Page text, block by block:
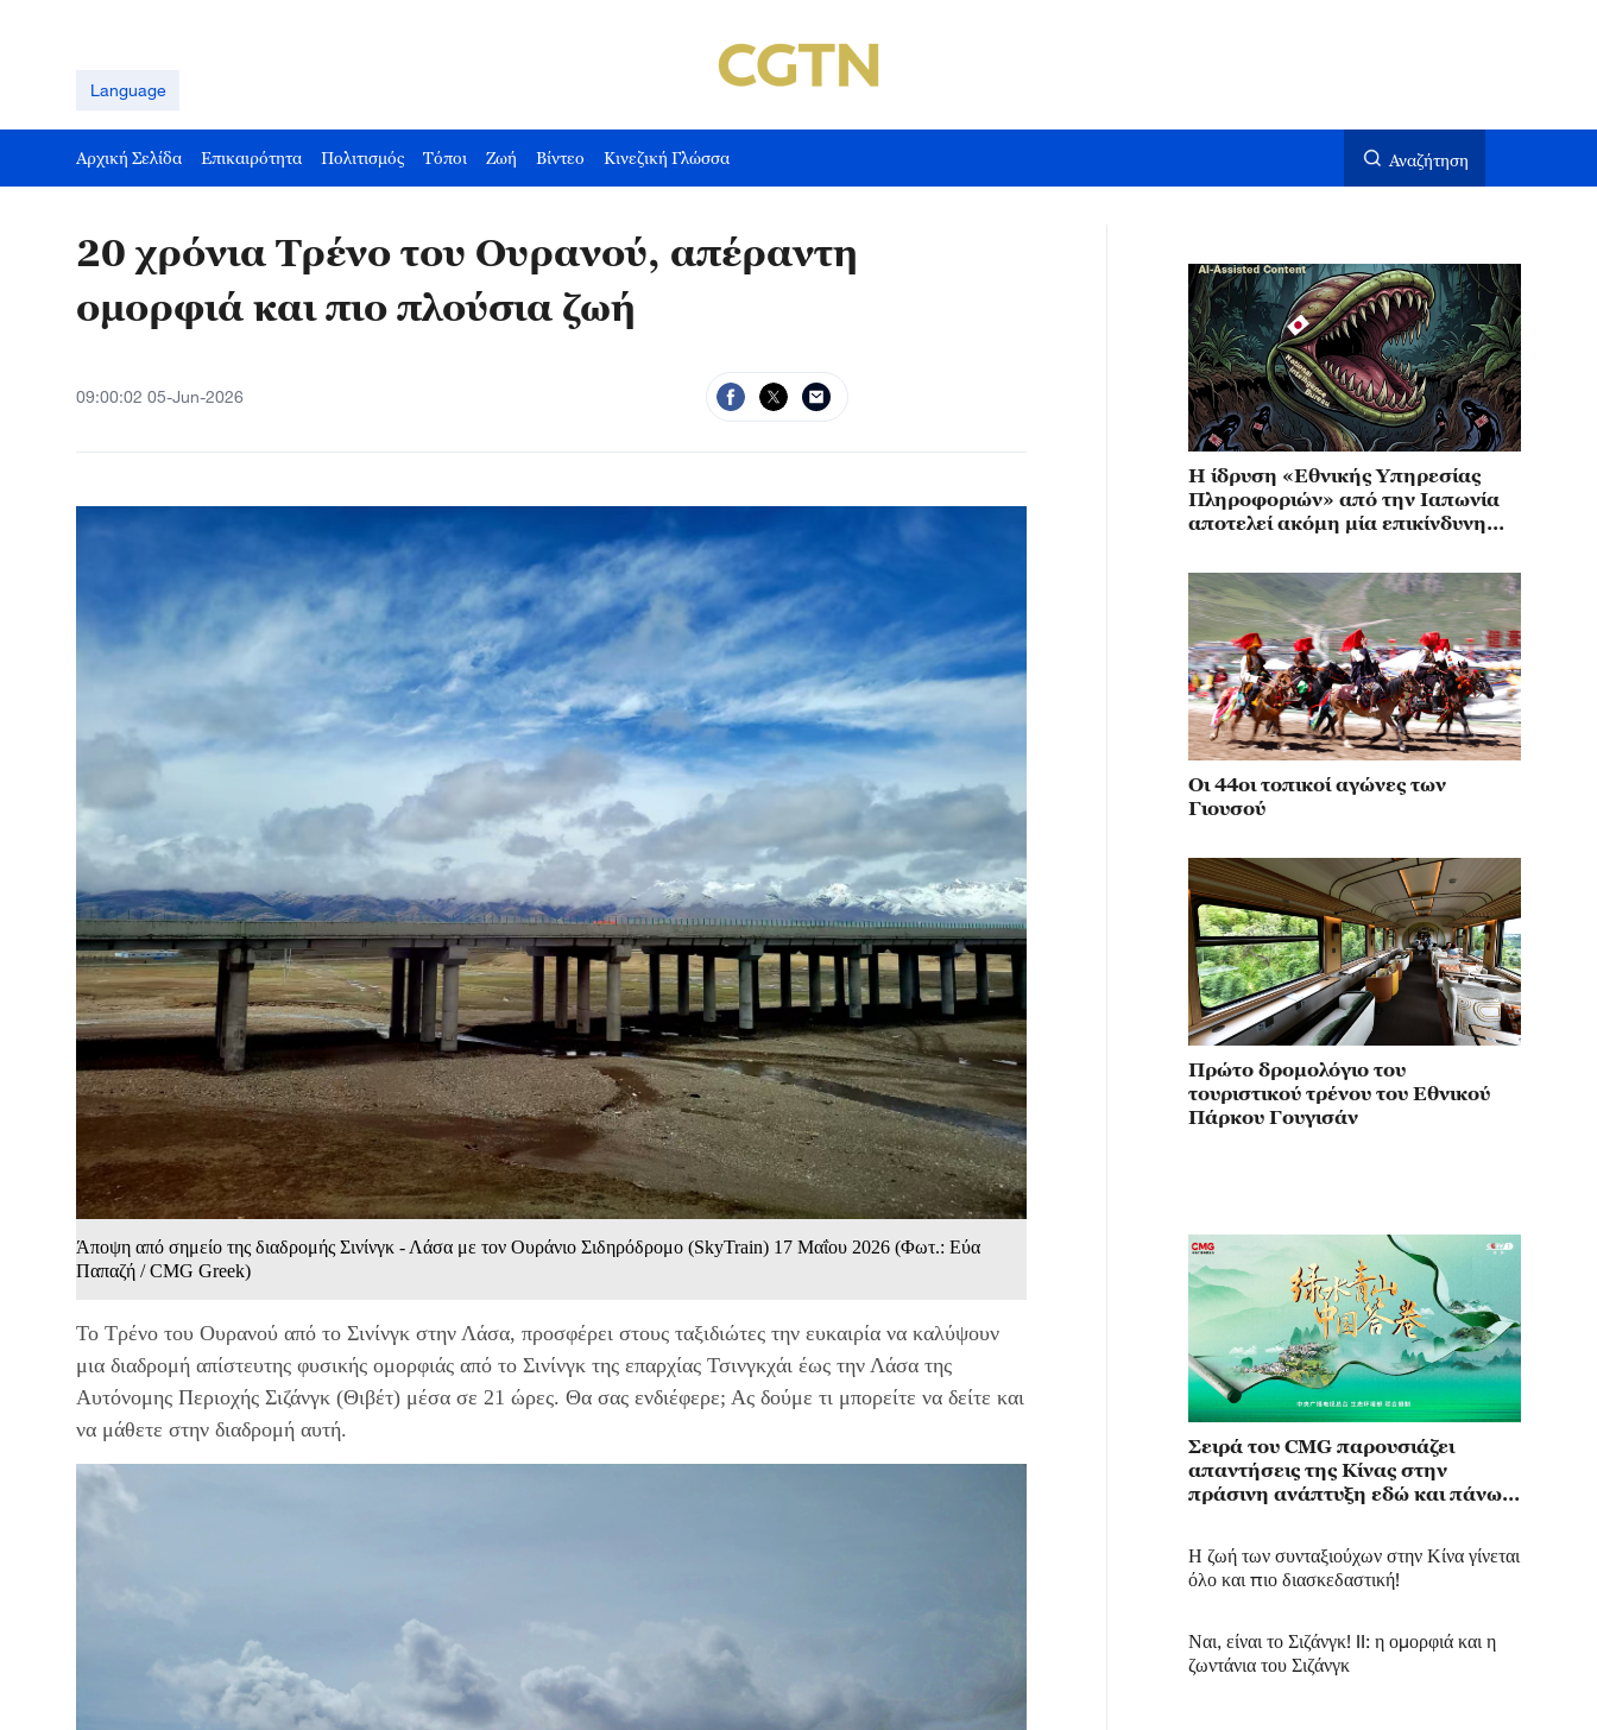
Language
Αρχική Σελίδα Επικαιρότητα Πολιτισμός Τόποι Ζωή Βίντεο Κινεζική Γλώσσα Αναζήτηση
20 χρόνια Τρένο του Ουρανού, απέραντη
ομορφιά και πιο πλούσια ζωή
09:00:02 05-Jun-2026
Άποψη από σημείο της διαδρομής Σινίνγκ - Λάσα με τον Ουράνιο Σιδηρόδρομο (SkyTrain) 17 Mαΐου 2026 (Φωτ.: Εύα
Παπαζή / CMG Greek)
Το Τρένο του Ουρανού από το Σινίνγκ στην Λάσα, προσφέρει στους ταξιδιώτες την ευκαιρία να καλύψουν
μια διαδρομή απίστευτης φυσικής ομορφιάς από το Σινίνγκ της επαρχίας Τσινγκχάι έως την Λάσα της
Αυτόνομης Περιοχής Σιζάνγκ (Θιβέτ) μέσα σε 21 ώρες. Θα σας ενδιέφερε; Ας δούμε τι μπορείτε να δείτε και
να μάθετε στην διαδρομή αυτή.
Η ίδρυση «Εθνικής Υπηρεσίας
Πληροφοριών» από την Ιαπωνία
αποτελεί ακόμη μία επικίνδυνη
μιλιταρισμού
Οι 44οι τοπικοί αγώνες των
Γιουσού
Πρώτο δρομολόγιο του
τουριστικού τρένου του Εθνικού
Πάρκου Γουγισάν
Σειρά του CMG παρουσιάζει
απαντήσεις της Κίνας στην
πράσινη ανάπτυξη εδώ και πάνω
Η ζωή των συνταξιούχων στην Κίνα γίνεται
όλο και πιο διασκεδαστική!
Ναι, είναι το Σιζάνγκ! II: η ομορφιά και η
ζωντάνια του Σιζάνγκ